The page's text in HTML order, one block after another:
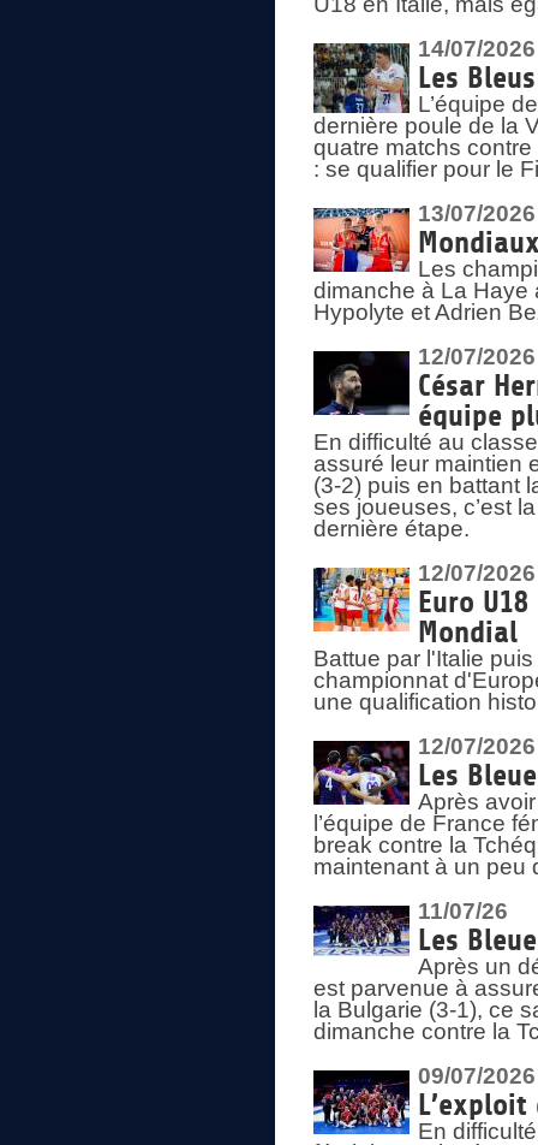
14/07/2026
Les
L’équipe
dernière poule de la
quatre matchs
: se qualifier pour le
13/07/2026
Les
dimanche à La Haye
Hypolyte et Adrien
12/07/2026
César
équipe
En difficulté au
assuré leur maintien
(3-2) puis en battant
ses joueuses, c’est
dernière étape.
12/07/2026
Euro
Mondial
Battue par l'Italie
championnat
une qualification
12/07/2026
Les
Après
l’équipe de France
break contre la
maintenant à un peu
11/07/26
Les
Après un
est parvenue à
la Bulgarie (3-1), ce
dimanche contre la
09/07/2026
En